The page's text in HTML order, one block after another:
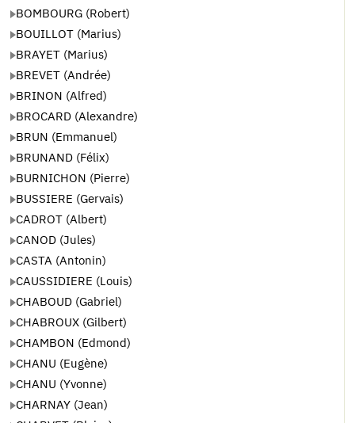
BOMBOURG (Robert)
BOUILLOT (Marius)
BRAYET (Marius)
BREVET (Andrée)
BRINON (Alfred)
BROCARD (Alexandre)
BRUN (Emmanuel)
BRUNAND (Félix)
BURNICHON (Pierre)
BUSSIERE (Gervais)
CADROT (Albert)
CANOD (Jules)
CASTA (Antonin)
CAUSSIDIERE (Louis)
CHABOUD (Gabriel)
CHABROUX (Gilbert)
CHAMBON (Edmond)
CHANU (Eugène)
CHANU (Yvonne)
CHARNAY (Jean)